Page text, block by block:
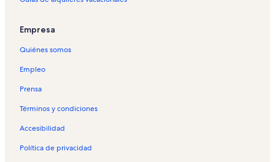
Empresa
Quiénes somos
Empleo
Prensa
Términos y condiciones
Accesibilidad
Política de privacidad